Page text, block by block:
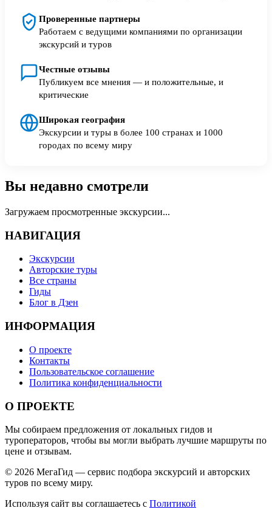
Проверенные партнеры
Работаем с ведущими компаниями по организации
экскурсий и туров
Честные отзывы
Публикуем все мнения — и положительные, и
критические
Широкая география
Экскурсии и туры в более 100 странах и 1000
городах по всему миру
Вы недавно смотрели
Загружаем просмотренные экскурсии...
НАВИГАЦИЯ
Экскурсии
Авторские туры
Все страны
Гиды
Блог в Дзен
ИНФОРМАЦИЯ
О проекте
Контакты
Пользовательское соглашение
Политика конфиденциальности
О ПРОЕКТЕ
Мы собираем предложения от локальных гидов и
туроператоров, чтобы вы могли выбрать лучшие маршруты по
цене и отзывам.
© 2026 МегаГид — сервис подбора экскурсий и авторских
туров по всему миру.
Используя сайт вы соглашаетесь с Политикой